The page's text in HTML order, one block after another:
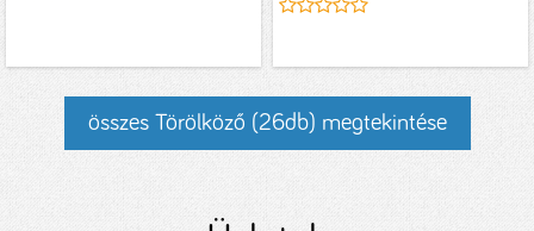
összes Törölköző (26db) megtekintése